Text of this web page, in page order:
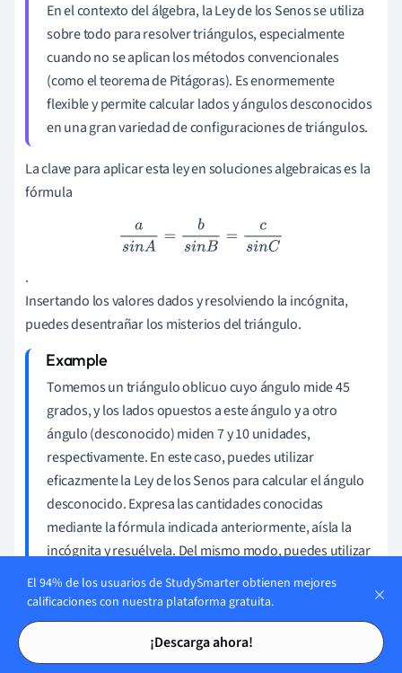
Tarjetas de estudio
Tarjetas de estudio
En el contexto del álgebra, la Ley de los Senos se utiliza
sobre todo para resolver triángulos, especialmente
cuando no se aplican los métodos convencionales
(como el teorema de Pitágoras). Es enormemente
flexible y permite calcular lados y ángulos desconocidos
en una gran variedad de configuraciones de triángulos.
La clave para aplicar esta ley en soluciones algebraicas es la
fórmula
as nA =bsinB= csi nC
.
Insertando los valores dados y resolviendo la incógnita,
puedes desentrañar los misterios del triángulo.
Tomemos un triángulo oblicuo cuyo ángulo mide 45
grados, y los lados opuestos a este ángulo y a otro
ángulo (desconocido) miden 7 y 10 unidades,
respectivamente. En este caso, puedes utilizar
eficazmente la Ley de los Senos para calcular el ángulo
desconocido. Expresa las cantidades conocidas
mediante la fórmula indicada anteriormente, aísla la
incógnita y resuélvela. Del mismo modo, puedes utilizar
este enfoque para averiguar los lados que faltan dados
los ángulos necesarios. Tal flexibilidad en matemáticas
es un testimonio de la practicidad y versatilidad de la
fórmula de la Ley de los Senos.
El 94% de los usuarios de StudySmarter obtienen mejores
calificaciones con nuestra plataforma gratuita.
¡Descarga ahora!